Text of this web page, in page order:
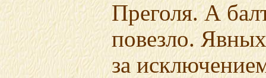
Преголя. А
повезло.
за